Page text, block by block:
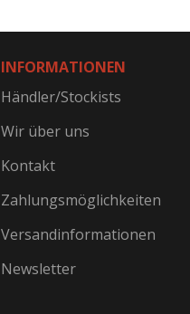
INFORMATIONEN
Händler/Stockists
Wir über uns
Kontakt
Zahlungsmöglichkeiten
Versandinformationen
Newsletter